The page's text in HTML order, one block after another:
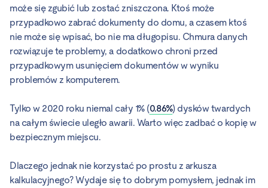
może się zgubić lub zostać zniszczona. Ktoś może
przypadkowo zabrać dokumenty do domu, a czasem ktoś
nie może się wpisać, bo nie ma długopisu. Chmura danych
rozwiązuje te problemy, a dodatkowo chroni przed
przypadkowym usunięciem dokumentów w wyniku
problemów z komputerem.
Tylko w 2020 roku niemal cały 1% (0.86%) dysków twardych
na całym świecie uległo awarii. Warto więc zadbać o kopię w
bezpiecznym miejscu.
Dlaczego jednak nie korzystać po prostu z arkusza
kalkulacyjnego? Wydaje się to dobrym pomysłem, jednak im